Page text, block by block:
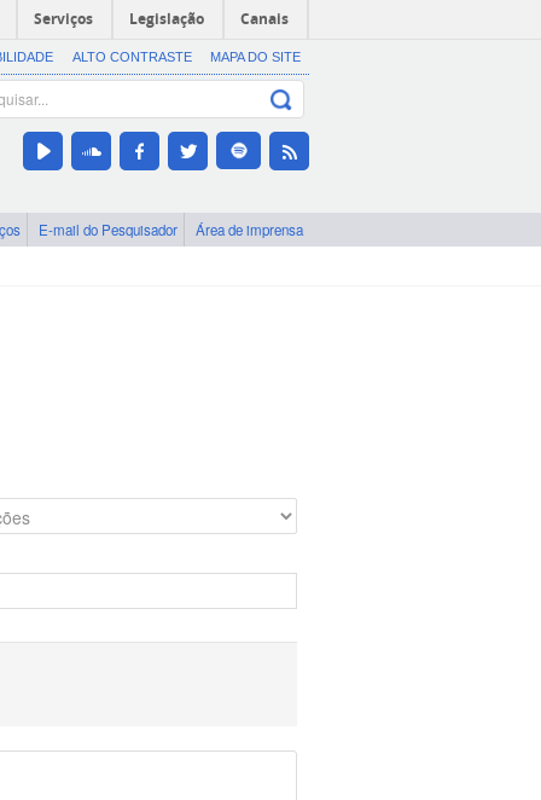
Serviços Legislação Canais
ALTO CONTRASTE MAPA DO SITE
E-mail do Pesquisador Área de imprensa